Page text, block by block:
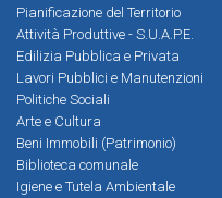
Pianificazione del Territorio
Attività Produttive - S.U.A.P.E.
Edilizia Pubblica e Privata
Lavori Pubblici e Manutenzioni
Politiche Sociali
Arte e Cultura
Beni Immobili (Patrimonio)
Biblioteca comunale
Igiene e Tutela Ambientale